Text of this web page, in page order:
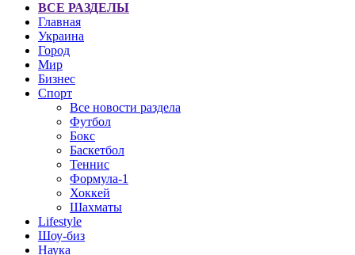
ВСЕ РАЗДЕЛЫ
Главная
Украина
Город
Мир
Бизнес
Спорт
Все новости раздела
Футбол
Бокс
Баскетбол
Теннис
Формула-1
Хоккей
Шахматы
Lifestyle
Шоу-биз
Наука